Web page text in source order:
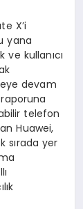
X’i
yana
kullanıcı
devam
telefon
Huawei,
sırada yer